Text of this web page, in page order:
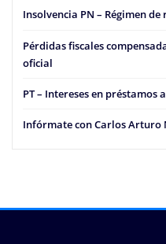
Insolvencia PN – Régimen
Pérdidas fiscales
oficial
PT – Intereses en préstamos
Infórmate con Carlos Arturo